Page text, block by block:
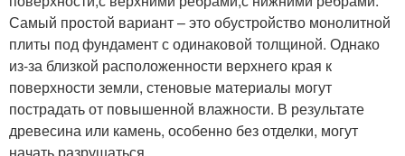
Самый простой вариант – это обустройство монолитной
плиты под фундамент с одинаковой толщиной. Однако
из-за близкой расположенности верхнего края к
поверхности земли, стеновые материалы могут
пострадать от повышенной влажности. В результате
древесина или камень, особенно без отделки, могут
начать разрушаться.